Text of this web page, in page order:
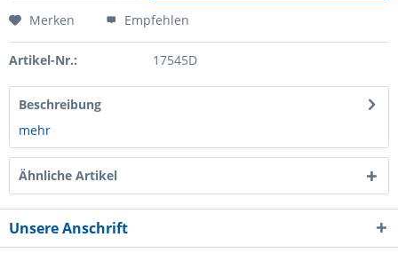
Merken Empfehlen
Artikel-Nr.: 17545D
Beschreibung
mehr
Ähnliche Artikel
Unsere Anschrift